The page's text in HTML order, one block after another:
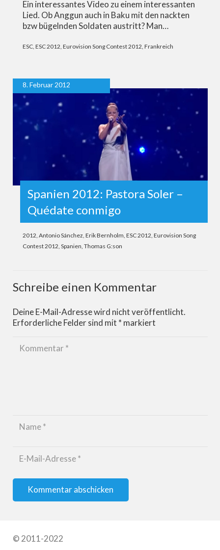
Ein interessantes Video zu einem interessanten
Lied. Ob Anggun auch in Baku mit den nackten
bzw bügelnden Soldaten austritt? Man…
ESC, ESC 2012 Eurovision Song Contest 2012 Frankreich
8. Februar 2012
Spanien 2012: Pastora Soler –
Quédate conmigo
2012, Antonio Sánchez, Erik Bernholm, ESC 2012, Eurovision Song
Contest 2012, Spanien, Thomas G:son
Schreibe einen Kommentar
Deine E-Mail-Adresse wird nicht veröffentlicht.
Erforderliche Felder sind mit * markiert
Kommentar abschicken
© 2011-2022